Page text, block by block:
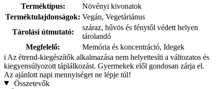
Terméktípus:
Növényi kivonatok
Terméktulajdonságok: Vegán, Vegetáriánus
Tárolási útmutató:
száraz, hűvös és fénytől védett helyen
tárolandó
Megfelelő:
Memória és koncentráció, Idegek
i Az étrend-kiegészítők alkalmazása nem helyettesíti a változatos és
kiegyensúlyozott táplálkozást. Gyermekek elől gondosan zárja el.
Az ajánlott napi mennyiséget ne lépje túl!
Összetevők